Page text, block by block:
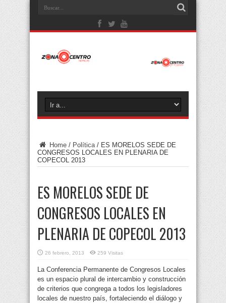
Home / Política / ES MORELOS SEDE DE
CONGRESOS LOCALES EN PLENARIA DE
COPECOL 2013
ES MORELOS SEDE DE
CONGRESOS LOCALES EN
PLENARIA DE COPECOL 2013
26 febrero, 2013 259 Visitas
La Conferencia Permanente de Congresos Locales
es un espacio plural de intercambio y construcción
de criterios que congrega a todos los legisladores
locales de nuestro país, fortaleciendo el diálogo y